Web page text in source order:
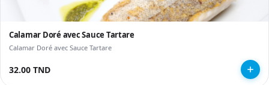
Calamar Doré avec Sauce Tartare
Calamar Doré avec Sauce Tartare
32.00 TND